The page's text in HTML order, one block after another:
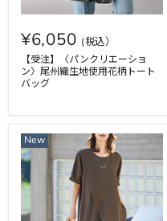
¥6,050
【受注】〈パンクリエーショ
ン〉尾州織生地使用花柄トート
バッグ
New